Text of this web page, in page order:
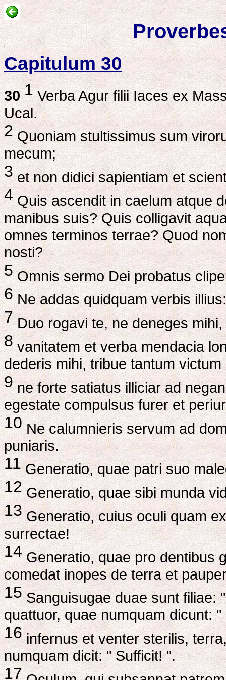
Capitulum 30
30 1Verba Agur filii Iaces ex
Ucal.
2Quoniam stultissimus sum
mecum;
3et non didici sapientiam et
4Quis ascendit in caelum atque
manibus suis? Quis colligavit
omnes terminos terrae? Quod
nosti?
5Omnis sermo Dei probatus
6Ne addas quidquam verbis
7Duo rogavi te, ne deneges
8vanitatem et verba mendacia
dederis mihi, tribue tantum
9ne forte satiatus illiciar ad
egestate compulsus furer et
10Ne calumnieris servum ad
puniaris.
11Generatio, quae patri suo
12Generatio, quae sibi munda
13Generatio, cuius oculi quam
surrectae!
14Generatio, quae pro dentibus
comedat inopes de terra et
15Sanguisugae duae sunt filiae:
quattuor, quae numquam dicunt: "
16infernus et venter sterilis,
numquam dicit: " Sufficit! ".
17